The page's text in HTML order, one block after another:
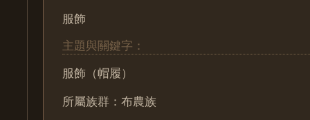
服飾
主題與關鍵字：
服飾（帽履）
所屬族群：布農族